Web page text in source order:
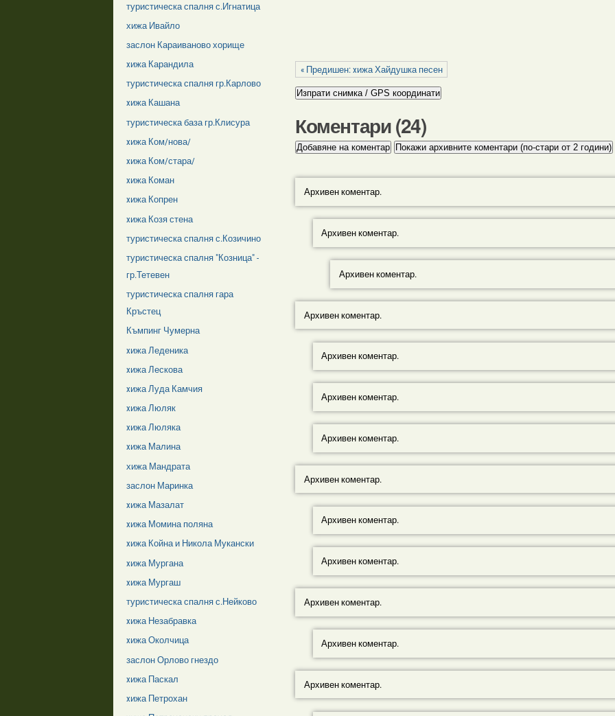
« Предишен: xижа Хайдушка песен
Коментари (24)
Архивен коментар.
Архивен коментар.
Архивен коментар.
Архивен коментар.
Архивен коментар.
Архивен коментар.
Архивен коментар.
Архивен коментар.
Архивен коментар.
Архивен коментар.
Архивен коментар.
Архивен коментар.
Архивен коментар.
туристическа спалня с.Игнатица
хижа Ивайло
заслон Караиваново хорище
xижа Карандила
туристическа спалня гр.Карлово
xижа Кашана
туристическа база гр.Клисура
xижа Ком/нова/
xижа Ком/стара/
xижа Коман
xижа Копрен
xижа Козя стена
туристическа спалня с.Козичино
туристическа спалня "Козница" -
гр.Тетевен
туристическа спалня гара
Кръстец
Къмпинг Чумерна
xижа Леденика
xижа Лескова
xижа Луда Камчия
xижа Люляк
xижа Люляка
xижа Малина
хижа Мандрата
заслон Маринка
xижа Мазалат
xижа Момина поляна
xижа Койна и Никола Мукански
xижа Мургана
xижа Мургаш
туристическа спалня с.Нейково
xижа Незабравка
xижа Околчица
заслон Орлово гнездо
xижа Паскал
xижа Петрохан